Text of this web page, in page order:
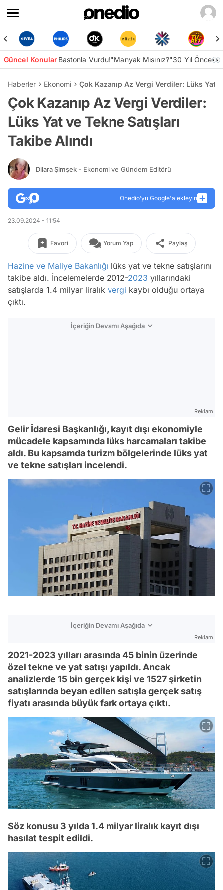
Güncel KonularBastonla Vurdu!"Manyak Mısınız?"30 Yıl Önce👀
Haberler Ekonomi Çok Kazanıp Az Vergi Verdiler: Lüks Yat
Çok Kazanıp Az Vergi Verdiler:
Lüks Yat ve Tekne Satışları
Takibe Alındı
Dilara Şimşek - Ekonomi ve Gündem Editörü
Onedio’yu Google'a ekleyin
23.09.2024 - 11:54
Favori Yorum Yap Paylaş
Hazine ve Maliye Bakanlığı lüks yat ve tekne satışlarını
takibe aldı. İncelemelerde 2012-2023 yıllarındaki
satışlarda 1.4 milyar liralık vergi kaybı olduğu ortaya
çıktı.
İçeriğin Devamı Aşağıda
Reklam
Gelir İdaresi Başkanlığı, kayıt dışı ekonomiyle
mücadele kapsamında lüks harcamaları takibe
aldı. Bu kapsamda turizm bölgelerinde lüks yat
ve tekne satışları incelendi.
İçeriğin Devamı Aşağıda
Reklam
2021-2023 yılları arasında 45 binin üzerinde
özel tekne ve yat satışı yapıldı. Ancak
analizlerde 15 bin gerçek kişi ve 1527 şirketin
satışlarında beyan edilen satışla gerçek satış
fiyatı arasında büyük fark ortaya çıktı.
Söz konusu 3 yılda 1.4 milyar liralık kayıt dışı
hasılat tespit edildi.